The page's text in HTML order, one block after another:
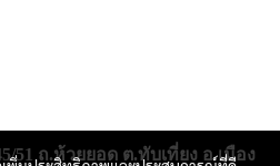
51 ถ.ห้วยยอด ต.ทับเที่ยง อ.เมือง